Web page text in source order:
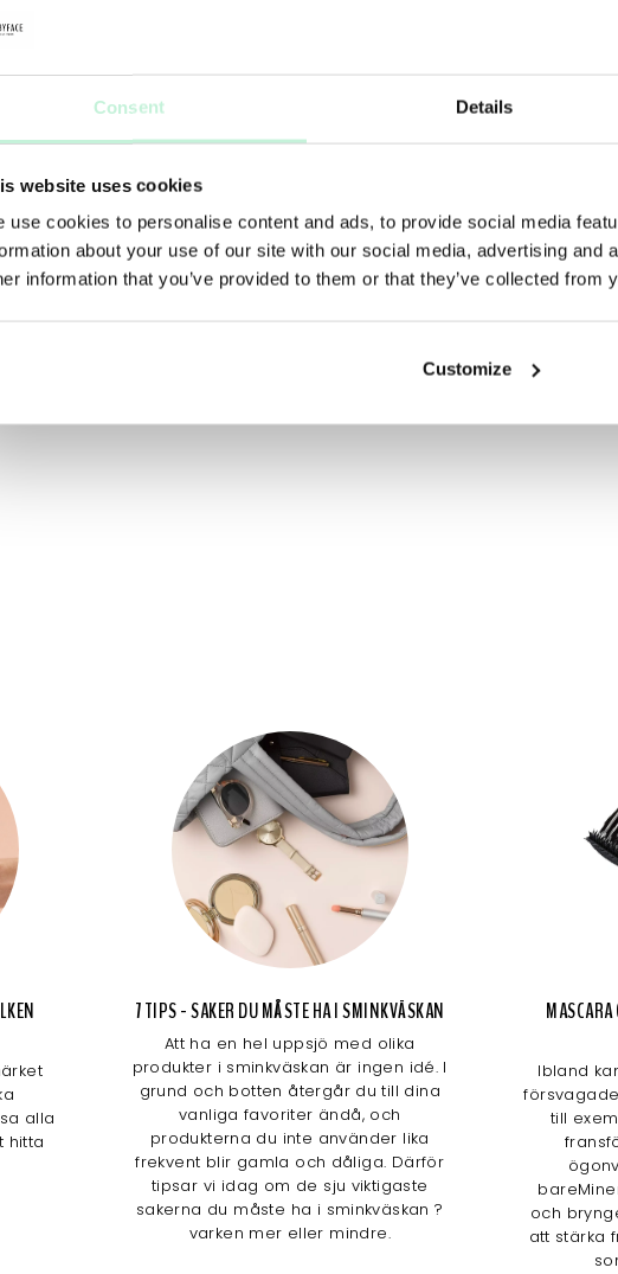
Consent Details
website uses cookies
use cookies to personalise content and ads, to provide social media
about your use of our site with our social media, advertising and
information that you’ve provided to them or that they’ve collected from
Customize
JANE IREDALE PUREBROW PRECISION PENCIL SOFT BLACK
JANE IREDALE EYE SHADOW KIT
alla
hitta
7 TIPS - SAKER DU MÅSTE HA I SMINKVÄSKAN
Att ha en hel uppsjö med olika
produkter i sminkväskan är ingen idé. I
grund och botten återgår du till dina
vanliga favoriter ändå, och
produkterna du inte använder lika
frekvent blir gamla och dåliga. Därför
tipsar vi idag om de sju viktigaste
sakerna du måste ha i sminkväskan ?
varken mer eller mindre.
Ibland
till
och
att stärka